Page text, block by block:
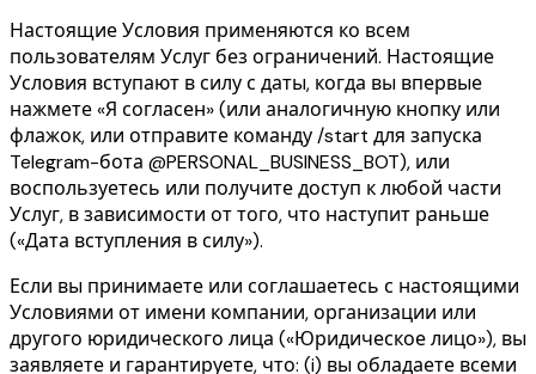
Настоящие Условия применяются ко всем
пользователям Услуг без ограничений. Настоящие
Условия вступают в силу с даты, когда вы впервые
нажмете «Я согласен» (или аналогичную кнопку или
флажок, или отправите команду /start для запуска
Telegram-бота @PERSONAL_BUSINESS_BOT), или
воспользуетесь или получите доступ к любой части
Услуг, в зависимости от того, что наступит раньше
(«Дата вступления в силу»).
Если вы принимаете или соглашаетесь с настоящими
Условиями от имени компании, организации или
другого юридического лица («Юридическое лицо»), вы
заявляете и гарантируете, что: (i) вы обладаете всеми